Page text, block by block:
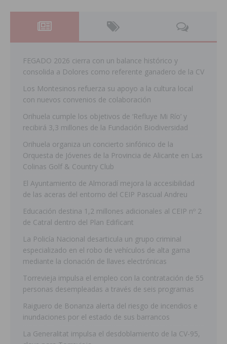
FEGADO 2026 cierra con un balance histórico y
consolida a Dolores como referente ganadero de la CV
Los Montesinos refuerza su apoyo a la cultura local
con nuevos convenios de colaboración
Orihuela cumple los objetivos de ‘Refluye Mi Río’ y
recibirá 3,3 millones de la Fundación Biodiversidad
Orihuela organiza un concierto sinfónico de la
Orquesta de Jóvenes de la Provincia de Alicante en Las
Colinas Golf & Country Club
El Ayuntamiento de Almoradí mejora la accesibilidad
de las aceras del entorno del CEIP Pascual Andreu
Educación destina 1,2 millones adicionales al CEIP nº 2
de Catral dentro del Plan Edificant
La Policía Nacional desarticula un grupo criminal
especializado en el robo de vehículos de alta gama
mediante la clonación de llaves electrónicas
Torrevieja impulsa el empleo con la contratación de 55
personas desempleadas a través de seis programas
Raiguero de Bonanza alerta del riesgo de incendios e
inundaciones por el estado de sus barrancos
La Generalitat impulsa el desdoblamiento de la CV-95,